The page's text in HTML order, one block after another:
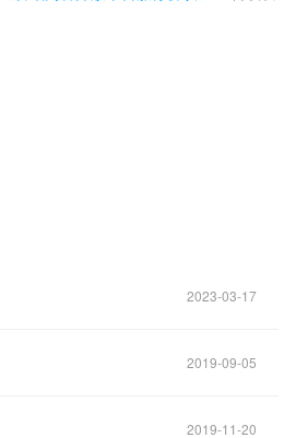
2023-03-17
2019-09-05
2019-11-20